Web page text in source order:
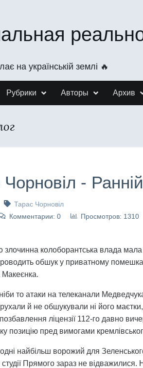
на українській землі 🔥
Рубрики Авторы Архив
- Ранній
Тарас Чорновіл
Комментарии: 0 Просмотров: 1310
злочинна колоборантська влада
обшук у приватному
ніби то атаки на телеканали
й не обшукували ні його
ліцензії 112-го давно
позицію пред вимогами
найбільш ворожий для
студії Прямого зараз не